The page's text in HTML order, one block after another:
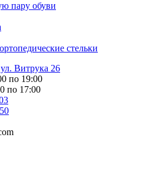
пару обуви
стельки
Витрука 26
по 19:00
по 17:00